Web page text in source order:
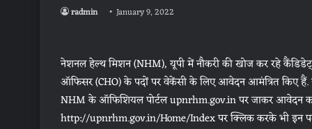
radmin January 9, 2022
नेशनल हेल्थ मिशन (NHM), यूपी में नौकरी की खोज कर रहे
ऑफिसर (CHO) के पदों पर वेकेंसी के लिए आवेदन आमंत्रित किए
NHM के ऑफिशियल पोर्टल upnrhm.gov.in पर जाकर आवेदन
http://upnrhm.gov.in/Home/Index पर क्लिक करके भी इन